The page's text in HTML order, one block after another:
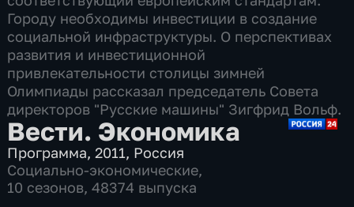
Городу необходимы инвестиции в создание
социальной инфраструктуры. О перспективах
развития и инвестиционной
привлекательности столицы зимней
Олимпиады рассказал председатель Совета
директоров "Русские машины" Зигфрид Вольф.
Вести. Экономика
Программа,2011, Россия
Социально-экономические,
10 сезонов, 48374 выпуска